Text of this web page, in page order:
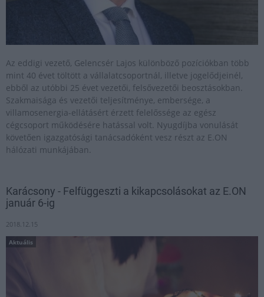
Az eddigi vezető, Gelencsér Lajos különböző pozíciókban több
mint 40 évet töltött a vállalatcsoportnál, illetve jogelődjeinél,
ebből az utóbbi 25 évet vezetői, felsővezetői beosztásokban.
Szakmaisága és vezetői teljesítménye, embersége, a
villamosenergia-ellátásért érzett felelőssége az egész
cégcsoport működésére hatással volt. Nyugdíjba vonulását
követően igazgatósági tanácsadóként vesz részt az E.ON
hálózati munkájában.
Karácsony - Felfüggeszti a kikapcsolásokat az E.ON
január 6-ig
2018.12.15
Aktuális